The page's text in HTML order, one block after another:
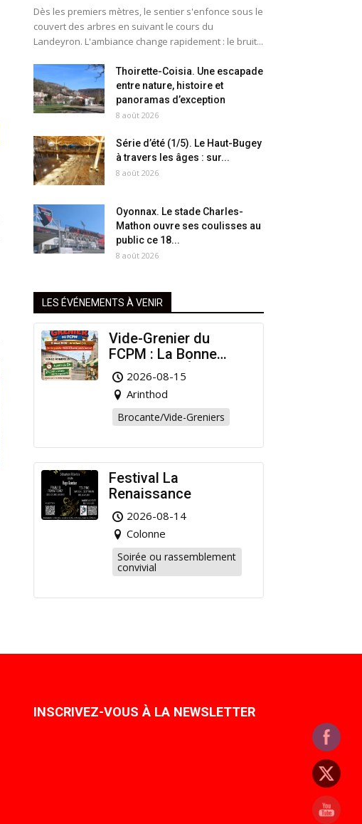
Dès les premiers mètres, le sentier s'enfonce sous le
couvert des arbres en suivant le cours du
Landeyron. L'ambiance change rapidement : le bruit...
Thoirette-Coisia. Une escapade
entre nature, histoire et
panoramas d’exception
8 août 2026
Série d’été (1/5). Le Haut-Bugey
à travers les âges : sur...
8 août 2026
Oyonnax. Le stade Charles-
Mathon ouvre ses coulisses au
public ce 18...
8 août 2026
LES ÉVÉNEMENTS À VENIR
Vide-Grenier du
FCPM : La Bonne
Affaire de l’Été à
Arinthod !
2026-08-15
Arinthod
Brocante/Vide-Greniers
Festival La
Renaissance
2026-08-14
Colonne
Soirée ou rassemblement
convivial